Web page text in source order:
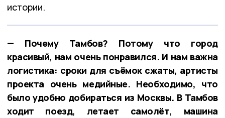
истории.
— Почему Тамбов? Потому что город
красивый, нам очень понравился. И нам важна
логистика: сроки для съёмок сжаты, артисты
проекта очень медийные. Необходимо, что
было удобно добираться из Москвы. В Тамбов
ходит поезд, летает самолёт, машина